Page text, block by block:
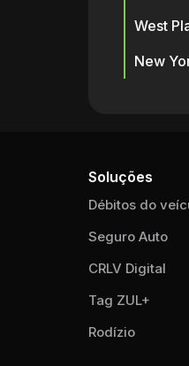
West
New
Soluções
Débitos do
Seguro Auto
CRLV Digital
Tag ZUL+
Rodízio